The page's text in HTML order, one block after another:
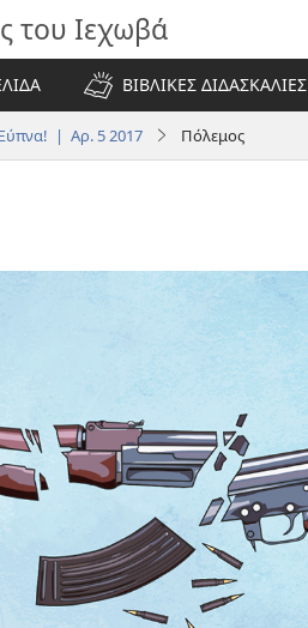
του Ιεχωβά
ΒΙΒΛΙΚΕΣ ΔΙΔΑΣΚΑΛΙΕΣ
| Αρ. 5 2017 Πόλεμος